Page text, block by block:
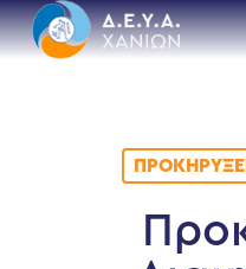
Skip
to
main